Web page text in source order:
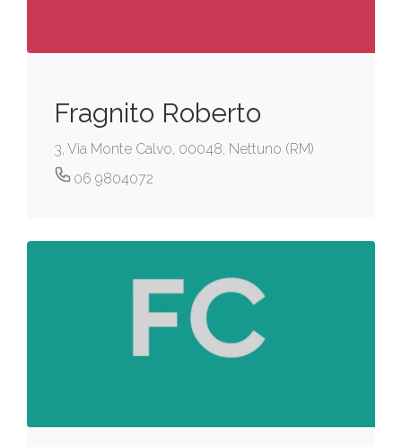
Fragnito Roberto
3, Via Monte Calvo, 00048, Nettuno (RM)
06 9804072